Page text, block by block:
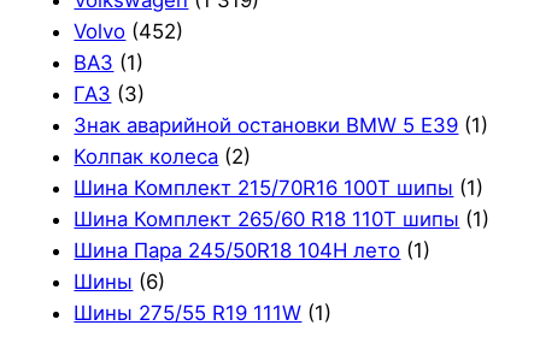
Volvo (452)
ВАЗ (1)
ГАЗ (3)
Знак аварийной остановки BMW 5 E39 (1)
Колпак колеса (2)
Шина Комплект 215/70R16 100T шипы (1)
Шина Комплект 265/60 R18 110T шипы (1)
Шина Пара 245/50R18 104H лето (1)
Шины (6)
Шины 275/55 R19 111W (1)